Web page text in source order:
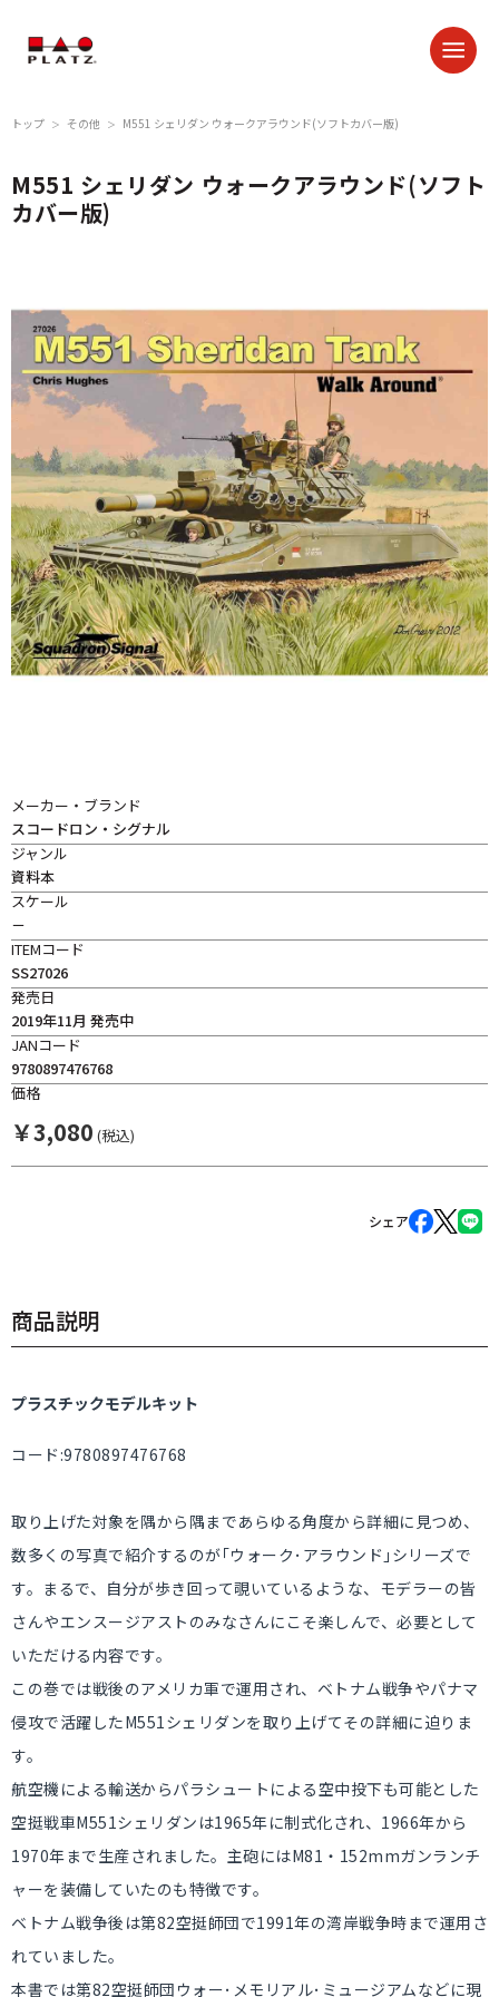
トップ ＞ その他 ＞ M551 シェリダン ウォークアラウンド(ソフトカバー版)
M551 シェリダン ウォークアラウンド(ソフト
カバー版)
メーカー・ブランド
スコードロン・シグナル
ジャンル
資料本
スケール
－
ITEMコード
SS27026
発売日
2019年11月 発売中
JANコード
9780897476768
価格
￥3,080 (税込)
シェア
商品説明
プラスチックモデルキット
コード:9780897476768
取り上げた対象を隅から隅まであらゆる角度から詳細に見つめ、
数多くの写真で紹介するのが｢ウォーク･アラウンド｣シリーズで
す。まるで、自分が歩き回って覗いているような、モデラーの皆
さんやエンスージアストのみなさんにこそ楽しんで、必要として
いただける内容です。
この巻では戦後のアメリカ軍で運用され、ベトナム戦争やパナマ
侵攻で活躍したM551シェリダンを取り上げてその詳細に迫りま
す。
航空機による輸送からパラシュートによる空中投下も可能とした
空挺戦車M551シェリダンは1965年に制式化され、1966年から
1970年まで生産されました。主砲にはM81・152mmガンランチ
ャーを装備していたのも特徴です。
ベトナム戦争後は第82空挺師団で1991年の湾岸戦争時まで運用さ
れていました。
本書では第82空挺師団ウォー･メモリアル･ミュージアムなどに現